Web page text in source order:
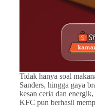
Tidak hanya soal
Sanders, hingga gaya
kesan ceria dan
KFC pun berhasil